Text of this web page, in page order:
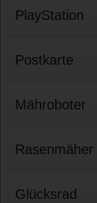
PlayStation
Postkarte
Mähroboter
Rasenmäher
Glücksrad